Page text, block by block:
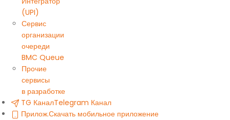
(UPI)
Сервис
организации
очереди
BMC Queue
Прочие
сервисы
в разработке
TG КаналTelegram Канал
Прилож.Скачать мобильное приложение